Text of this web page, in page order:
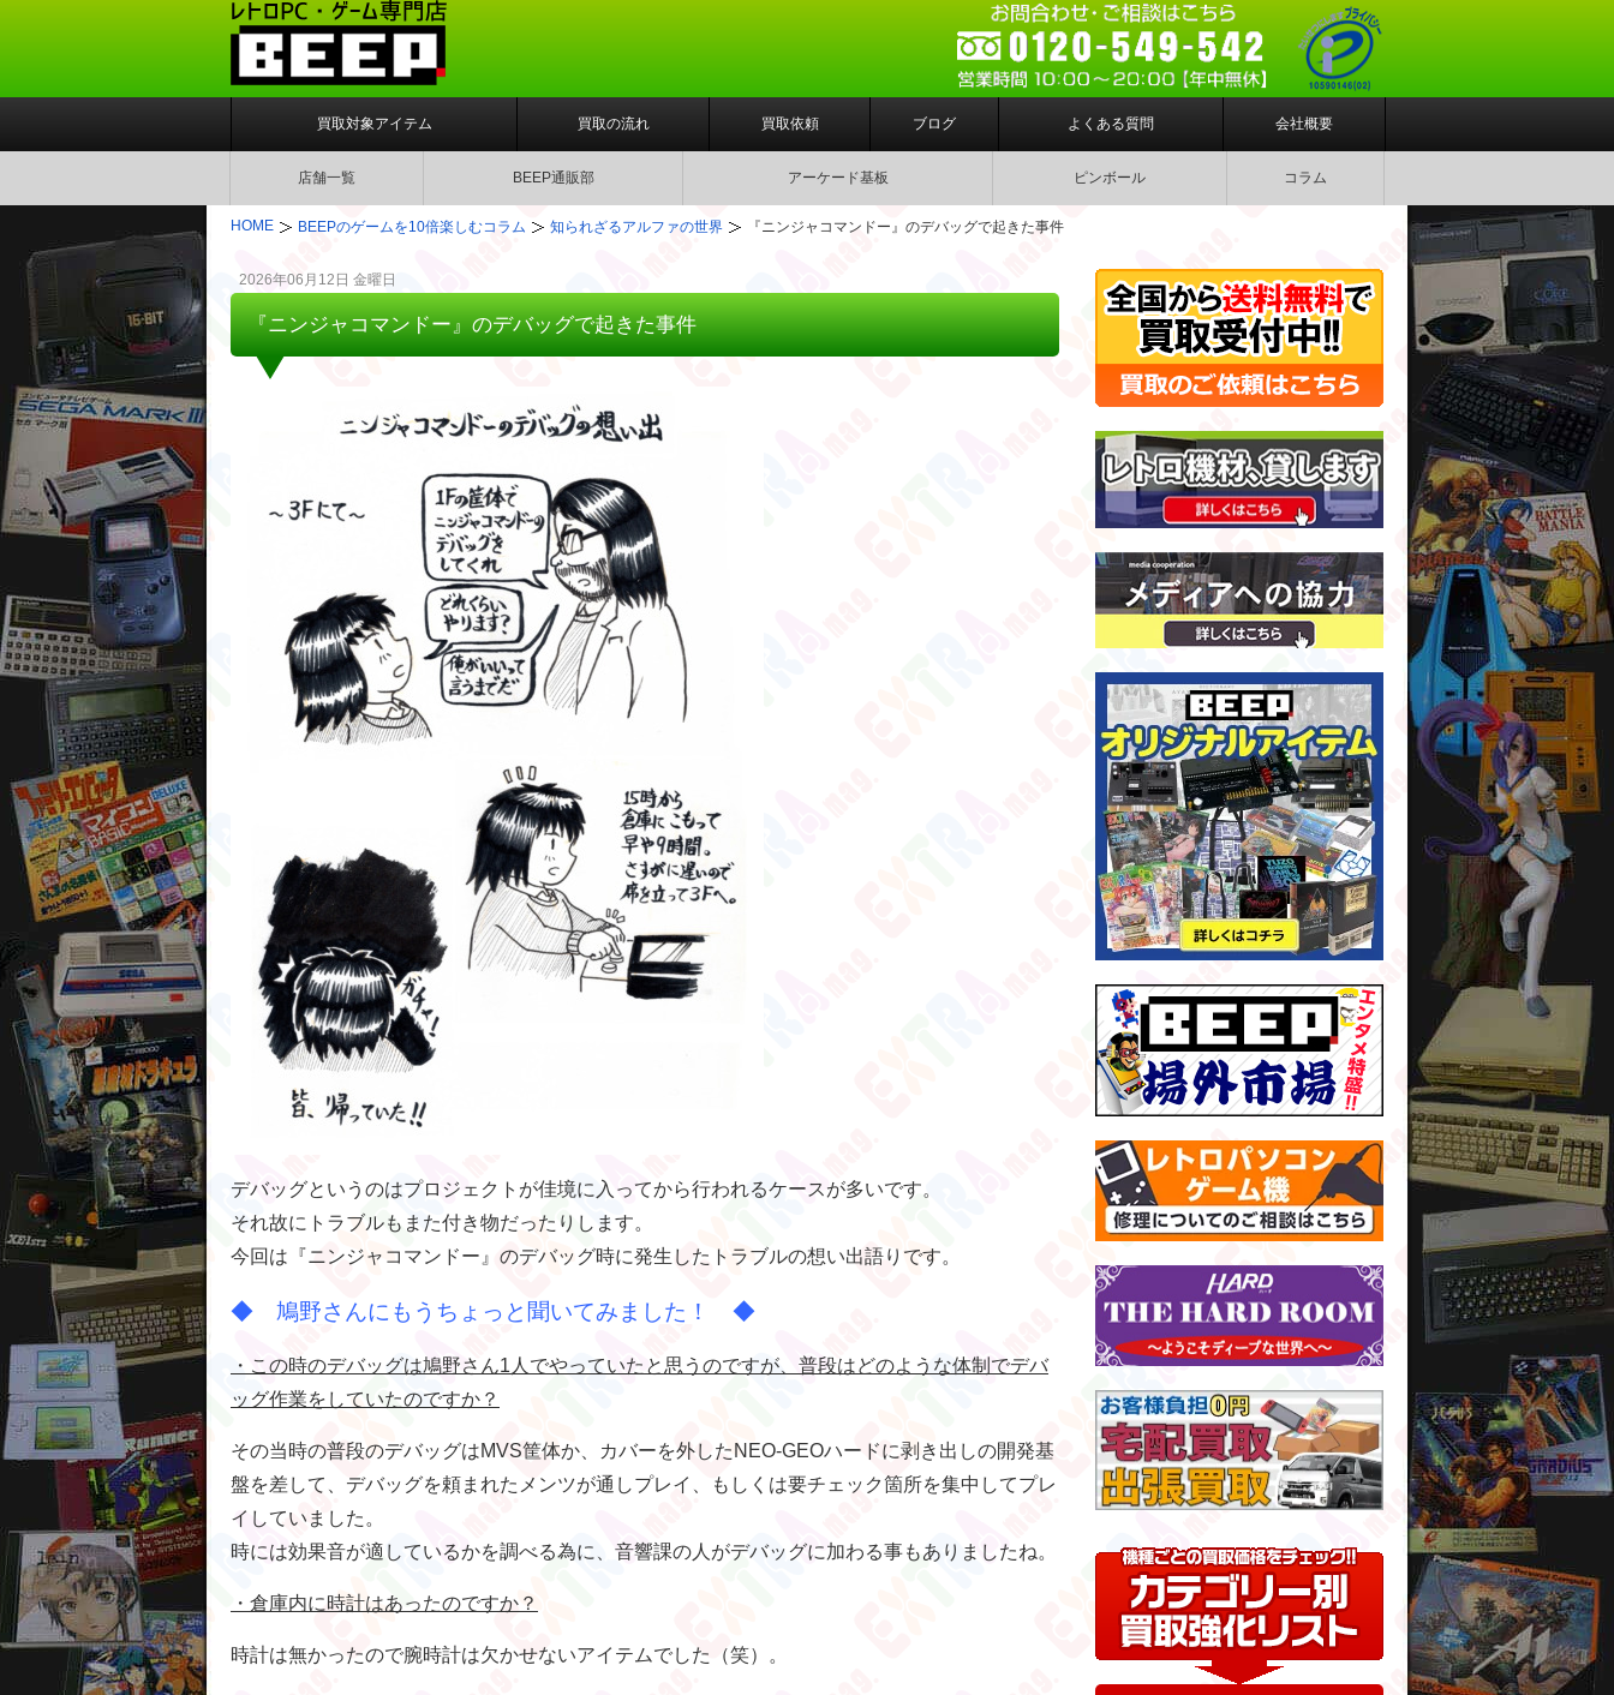
買取対象アイテム 買取の流れ 買取依頼 ブログ よくある質問 会社概要
店舗一覧 BEEP通販部 アーケード基板 ピンボール コラム
HOME BEEPのゲームを10倍楽しむコラム 知られざるアルファの世界 『ニンジャコマンドー』のデバッグで起きた事件
2026年06月12日 金曜日
『ニンジャコマンドー』のデバッグで起きた事件
デバッグというのはプロジェクトが佳境に入ってから行われるケースが多いです。
それ故にトラブルもまた付き物だったりします。
今回は『ニンジャコマンドー』のデバッグ時に発生したトラブルの想い出語りです。
◆ 鳩野さんにもうちょっと聞いてみました！ ◆
・この時のデバッグは鳩野さん1人でやっていたと思うのですが、普段はどのような体制でデバ
ッグ作業をしていたのですか？
その当時の普段のデバッグはMVS筐体か、カバーを外したNEO-GEOハードに剥き出しの開発基
盤を差して、デバッグを頼まれたメンツが通しプレイ、もしくは要チェック箇所を集中してプレ
イしていました。
時には効果音が適しているかを調べる為に、音響課の人がデバッグに加わる事もありましたね。
・倉庫内に時計はあったのですか？
時計は無かったので腕時計は欠かせないアイテムでした（笑）。